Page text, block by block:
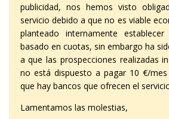
publicidad, nos hemos visto
servicio debido a que no es viable
planteado internamente
basado en cuotas, sin embargo ha
a que las prospecciones realizadas
no está dispuesto a pagar 10 €/
que hay bancos que ofrecen el
Lamentamos las molestias,